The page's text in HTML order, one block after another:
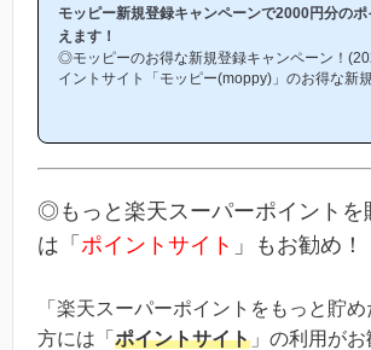
モッピー新規登録キャンペーンで2000円分の
えます！
◎モッピーのお得な新規登録キャンペーン！
イントサイト「モッピー(moppy)」のお得な新
はあるの？」という方は必見です！モッピー新
る」という、シンプルなものです。(*ちなみに
ナス」というのは過去のキ...
◎もっと楽天スーパーポイントを
は「 ポイントサイト 」もお勧め！
「楽天スーパーポイントをもっと貯
方には「 ポイントサイト 」の利用がお